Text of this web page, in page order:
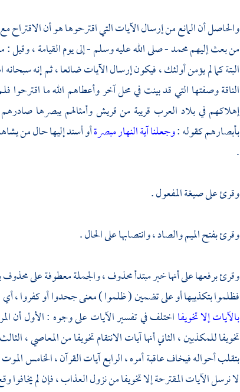
والحاصل أن المانع من إرسال الآيات التي اقترحوها هو أن
من بعث إليهممحمد- صلى الله عليه وسلم - إلى يوم القيامة ، وقيل
البتة كما لم يؤمن أولئك ، فيكون إرسال الآيات ضائعا ، ثم إنه
الناقة وصفتها التي قد بينت في محل آخر وأعطاهم الله ما
إهلاكهم في بلاد العرب قريبة منقريشوأمثالهم يبصرها
بأبصارهم كقوله :وجعلنا آية النهار مبصرةأو أسند إليها حال من
.
وقرئ على صيغة المفعول .
وقرئ بفتح الميم والصاد ، وانتصابها على الحال .
وقرئ برفعها على أنها خبر مبتدأ محذوف ، والجملة معطوفة على
فظلموا بتكذيبها أو على تضمين ( ظلموا ) معنى جحدوا أو كفروا ، أي
بالآيات إلا تخويفااختلف في تفسير الآيات على وجوه : الأول أن
تخويفا للمكذبين ، الثاني أنها آيات الانتقام تخويفا من المعاصي
بتقلب أحواله فيخاف عاقبة أمره ، الرابع آيات القرآن ، الخامس
لا نرسل الآيات المقترحة إلا تخويفا من نزول العذاب ، فإن لم يخافوا